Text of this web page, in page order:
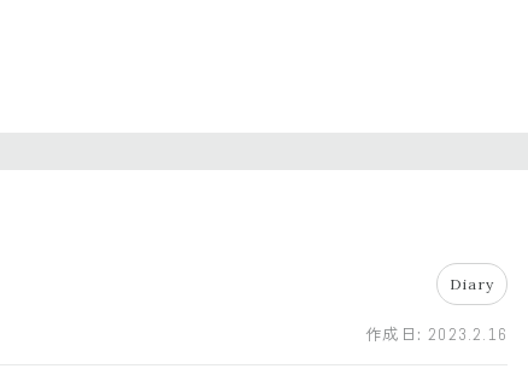
Diary
作成日:2023.2.16